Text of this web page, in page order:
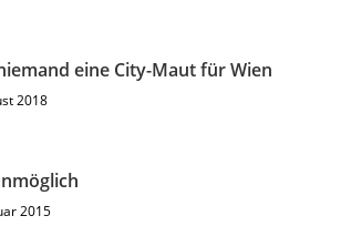
eine City-Maut für Wien
2018
2015